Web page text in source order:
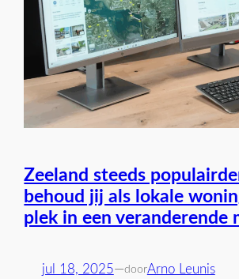
Zeeland steeds
behoud jij als lokale
plek in een veranderende
jul 18, 2025—doorArno Leunis